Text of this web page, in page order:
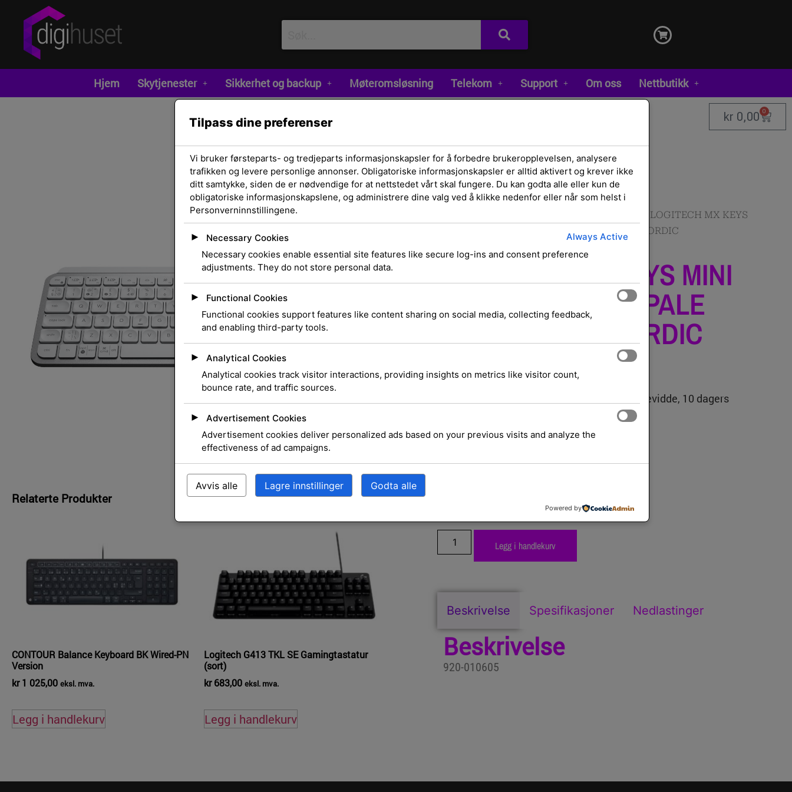
Hjem Skytjenester Sikkerhet og backup Møteromsløsning Telekom Support Om oss Nettbutikk
kr 0,00 0
Relaterte Produkter
CONTOUR Balance Keyboard BK Wired-PN
Version
kr1 025,00 eksl. mva.
Legg i handlekurv
Logitech G413 TKL SE Gamingtastatur
(sort)
kr683,00 eksl. mva.
Legg i handlekurv
/ LOGITECH MX KEYS
MINI FOR BUSINESS – PALE GREY – PAN – NORDIC
LOGITECH MX KEYS MINI
FOR BUSINESS – PALE
GREY – PAN – NORDIC
Logi Bolt USB-mottaker, bluetooth, 10m rekkevidde, 10 dagers
Legg i handlekurv
Beskrivelse Spesifikasjoner Nedlastinger
Beskrivelse
920-010605
Tilpass dine preferenser
Vi bruker førsteparts- og tredjeparts informasjonskapsler for å forbedre brukeropplevelsen, analysere
trafikken og levere personlige annonser. Obligatoriske informasjonskapsler er alltid aktivert og krever ikke
ditt samtykke, siden de er nødvendige for at nettstedet vårt skal fungere. Du kan godta alle eller kun de
obligatoriske informasjonskapslene, og administrere dine valg ved å klikke nedenfor eller når som helst i
Personverninnstillingene.
► Necessary Cookies
Always Active
Necessary cookies enable essential site features like secure log-ins and consent preference
adjustments. They do not store personal data.
►
Functional Cookies
Functional cookies support features like content sharing on social media, collecting feedback,
and enabling third-party tools.
►
Analytical Cookies
Analytical cookies track visitor interactions, providing insights on metrics like visitor count,
bounce rate, and traffic sources.
►
Advertisement Cookies
Advertisement cookies deliver personalized ads based on your previous visits and analyze the
effectiveness of ad campaigns.
Avvis alle Lagre innstillinger Godta alle
Powered by